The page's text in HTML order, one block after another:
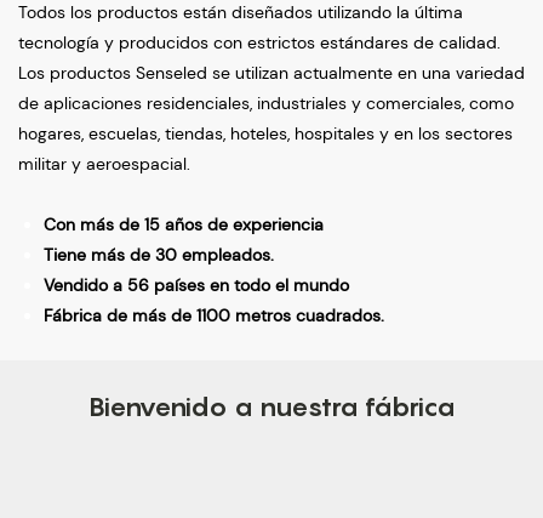
Todos los productos están diseñados utilizando la última
tecnología y producidos con estrictos estándares de calidad.
Los productos Senseled se utilizan actualmente en una variedad
de aplicaciones residenciales, industriales y comerciales, como
hogares, escuelas, tiendas, hoteles, hospitales y en los sectores
militar y aeroespacial.
Con más de 15 años de experiencia
Tiene más de 30 empleados.
Vendido a 56 países en todo el mundo
Fábrica de más de 1100 metros cuadrados.
Bienvenido a nuestra fábrica